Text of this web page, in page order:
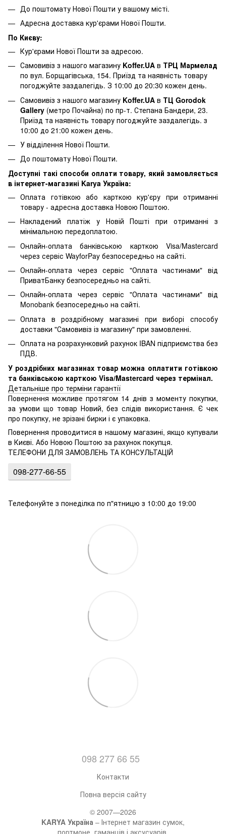
До поштомату Нової Пошти у вашому місті.
Адресна доставка кур'єрами Нової Пошти.
По Києву:
Кур'єрами Нової Пошти за адресою.
Самовивіз з нашого магазину Koffer.UA в ТРЦ Мармелад
по вул. Борщагівська, 154. Приїзд та наявність товару
погоджуйте заздалегідь. З 10:00 до 20:30 кожен день.
Самовивіз з нашого магазину Koffer.UA в ТЦ Gorodok
Gallery (метро Почайна) по пр-т. Степана Бандери, 23.
Приїзд та наявність товару погоджуйте заздалегідь. з
10:00 до 21:00 кожен день.
У відділення Нової Пошти.
До поштомату Нової Пошти.
Доступні такі способи оплати товару, який замовляється
в інтернет-магазині Karya Україна:
Оплата готівкою або карткою кур'єру при отриманні
товару - адресна доставка Новою Поштою.
Накладений платіж у Новій Пошті при отриманні з
мінімальною передоплатою.
Онлайн-оплата банківською карткою Visa/Mastercard
через сервіс WayforPay безпосередньо на сайті.
Онлайн-оплата через сервіс "Оплата частинами" від
ПриватБанку безпосередньо на сайті.
Онлайн-оплата через сервіс "Оплата частинами" від
Monobank безпосередньо на сайті.
Оплата в роздрібному магазині при виборі способу
доставки "Самовивіз із магазину" при замовленні.
Оплата на розрахунковий рахунок IBAN підприємства без
ПДВ.
У роздрібних магазинах товар можна оплатити готівкою
та банківською карткою Visa/Mastercard через термінал.
Детальніше про терміни гарантії
Повернення можливе протягом 14 днів з моменту покупки,
за умови що товар Новий, без слідів використання. Є чек
про покупку, не зрізані бирки і є упаковка.
Повернення проводитися в нашому магазині, якщо купували
в Києві. Або Новою Поштою за рахунок покупця.
ТЕЛЕФОНИ ДЛЯ ЗАМОВЛЕНЬ ТА КОНСУЛЬТАЦІЙ
098-277-66-55
Телефонуйте з понеділка по п"ятницю з 10:00 до 19:00
098 277 66 55
Контакти
Повна версія сайту
© 2007—2026
KARYA Україна – Інтернет магазин сумок,
портмоне, гаманців і аксусуарів.